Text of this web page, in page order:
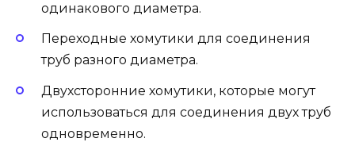
одинакового диаметра.
Переходные хомутики для соединения
труб разного диаметра.
Двухсторонние хомутики, которые могут
использоваться для соединения двух труб
одновременно.